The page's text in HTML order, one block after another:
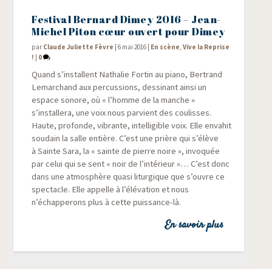
Festival Bernard Dimey 2016 – Jean-
Michel Piton cœur ouvert pour Dimey
par Claude Juliette Fèvre |6 mai 2016 | En scène ,Vive la Reprise
! | 0
Quand s’installent Natha­lie For­tin au pia­no, Ber­trand
Lemar­chand aux per­cus­sions, des­si­nant ain­si un
espace sonore, où « l’homme de la manche »
s’installera, une voix nous par­vient des cou­lisses.
Haute, pro­fonde, vibrante, intel­li­gible voix. Elle enva­hit
sou­dain la salle entière. C’est une prière qui s’élève
à Sainte Sara, la « sainte de pierre noire », invo­quée
par celui qui se sent « noir de l’intérieur »… C’est donc
dans une atmo­sphère qua­si litur­gique que s’ouvre ce
spec­tacle. Elle appelle à l’élévation et nous
n’échapperons plus à cette puissance-là.
En savoir plus